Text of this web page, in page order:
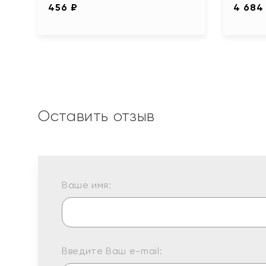
456 ₽ 4 684
Оставить отзыв
Ваше имя:
Введите Ваш e-mail: